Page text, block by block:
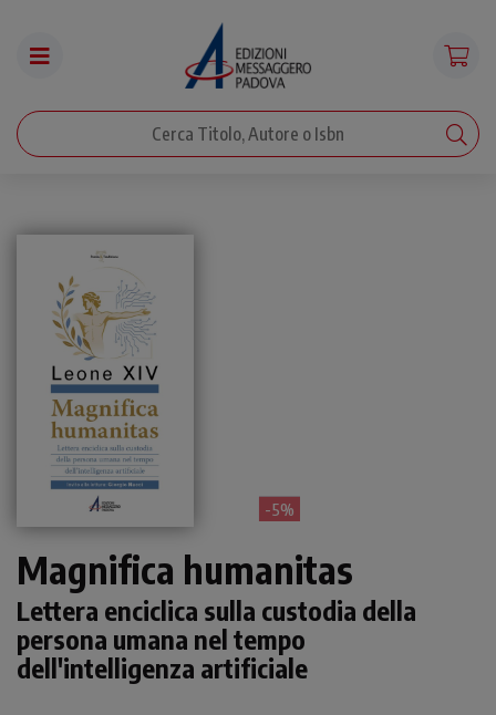
- 5%
Magnifica humanitas
Lettera enciclica sulla custodia della
persona umana nel tempo
dell'intelligenza artificiale